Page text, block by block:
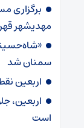
برگزاری
مهدیشهر
سمنان شد
اربعین
اربعین،
است